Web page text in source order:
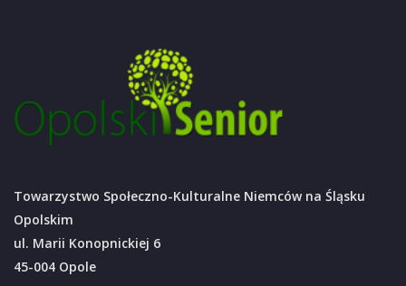
Towarzystwo Społeczno-Kulturalne Niemców na Śląsku
Opolskim
ul. Marii Konopnickiej 6
45-004 Opole